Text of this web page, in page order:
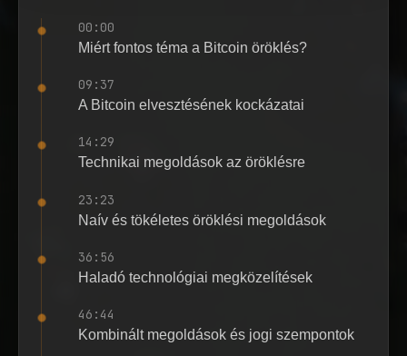
00:00
Miért fontos téma a Bitcoin öröklés?
09:37
A Bitcoin elvesztésének kockázatai
14:29
Technikai megoldások az öröklésre
23:23
Naív és tökéletes öröklési megoldások
36:56
Haladó technológiai megközelítések
46:44
Kombinált megoldások és jogi szempontok